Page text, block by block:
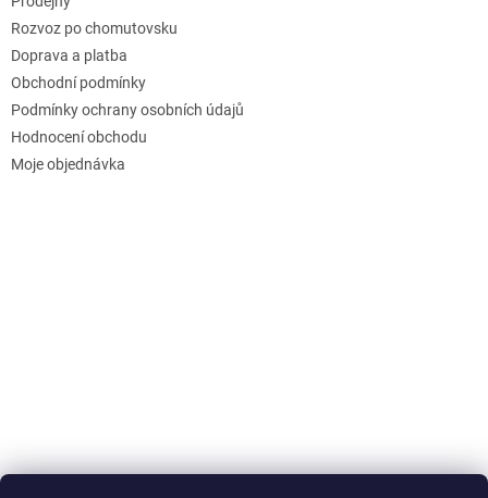
Rozvoz po chomutovsku
Doprava a platba
Obchodní podmínky
Podmínky ochrany osobních údajů
Hodnocení obchodu
Moje objednávka